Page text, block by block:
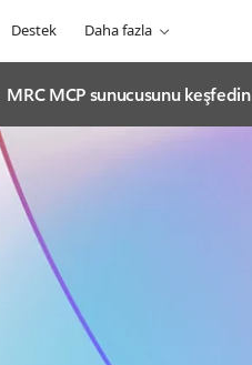
Destek Daha fazla
MRC MCP sunucusunu keşfedin